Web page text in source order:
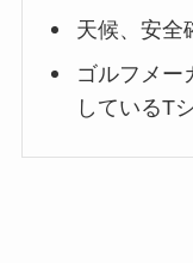
天候、安全
ゴルフメー
しているT